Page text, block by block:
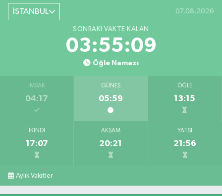
İSTANBUL 07.08.2026
SONRAKI VAKTE KALAN
03:55:09
Öğle Namazı
İMSAK
04:17
GÜNEŞ
05:59
ÖĞLE
13:15
İKINDI
17:07
AKŞAM
20:21
YATSI
21:56
Aylık Vakitler